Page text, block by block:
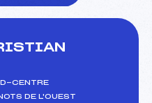
CENTRE
DE L'OUEST